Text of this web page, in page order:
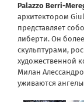
Palazzo Berri-
архитектором
представляет
либерти. Он
скульптурами,
художественной
Милан
уживаются